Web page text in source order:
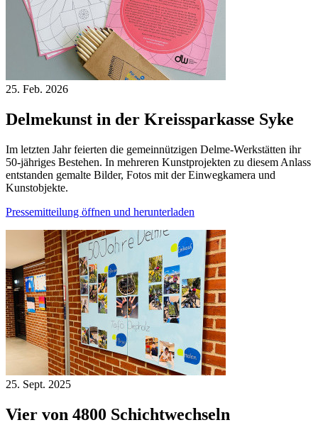
25. Feb. 2026
Delmekunst in der Kreissparkasse Syke
Im letzten Jahr feierten die gemeinnützigen Delme-Werkstätten ihr
50-jähriges Bestehen. In mehreren Kunstprojekten zu diesem Anlass
entstanden gemalte Bilder, Fotos mit der Einwegkamera und
Kunstobjekte.
Pressemitteilung öffnen und herunterladen
25. Sept. 2025
Vier von 4800 Schichtwechseln